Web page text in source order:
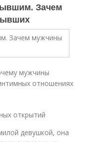
Зачем
мужчины
отношениях
открытий
девушкой, она